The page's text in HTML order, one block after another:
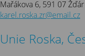
Mařákova 6, 591 07 Žďár
karel.roska.zr@email.cz
Unie Roska,